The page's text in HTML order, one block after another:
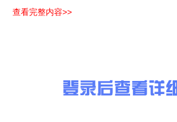
2.1 项目建设地点：(略)
筑平面方案的逐步深入进行适当调整，以上
2.4招标范围：(略)
查看完整内容>>